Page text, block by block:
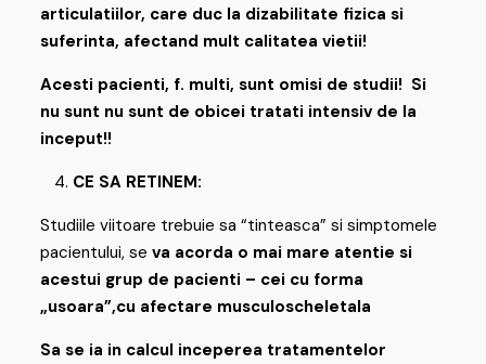
articulatiilor, care duc la dizabilitate fizica si
suferinta, afectand mult calitatea vietii!
Acesti pacienti, f. multi, sunt omisi de studii! Si
nu sunt nu sunt de obicei tratati intensiv de la
inceput!!
CE SA RETINEM:
Studiile viitoare trebuie sa “tinteasca” si simptomele
pacientului, se va acorda o mai mare atentie si
acestui grup de pacienti – cei cu forma
„usoara”,cu afectare musculoscheletala
Sa se ia in calcul inceperea tratamentelor